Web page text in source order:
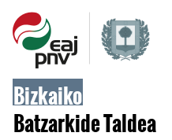
Bizkaiko
Batzarkide Taldea